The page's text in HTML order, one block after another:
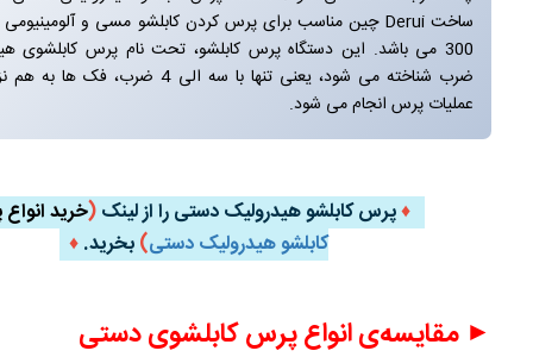
300 می باشد. این دستگاه پرس کابلشو، تحت نام پرس کابلشوی
ضرب شناخته می شود، یعنی تنها با سه الی 4
عملیات پرس انجام می شود.
♦پرس کابلشو هیدرولیک دستی را از لینک(خرید انواع
کابلشو هیدرولیک دستی)بخرید.♦
► مقایسه‌ی انواع پرس کابلشوی دستی